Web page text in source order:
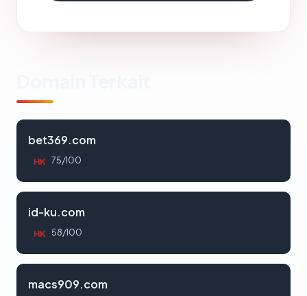
bet369.com
HK 75/100
id-ku.com
HK 58/100
macs909.com